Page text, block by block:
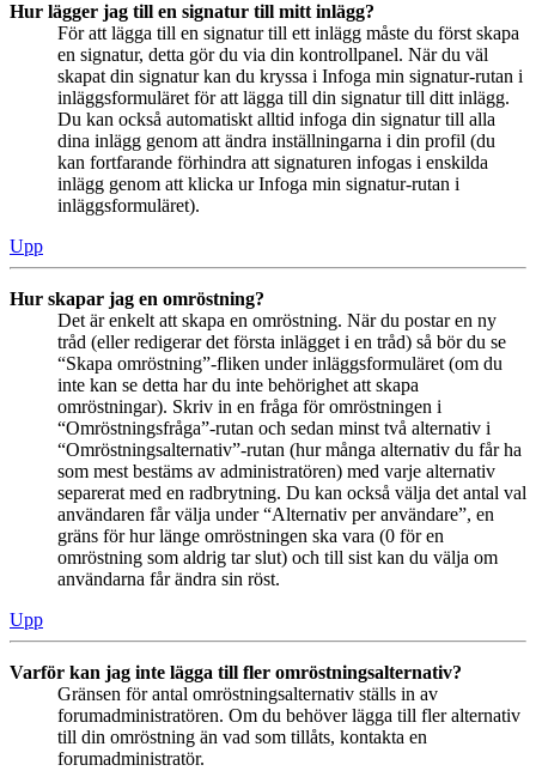
Hur lägger jag till en signatur till mitt inlägg?
För att lägga till en signatur till ett inlägg måste du först skapa
en signatur, detta gör du via din kontrollpanel. När du väl
skapat din signatur kan du kryssa i Infoga min signatur-rutan i
inläggsformuläret för att lägga till din signatur till ditt inlägg.
Du kan också automatiskt alltid infoga din signatur till alla
dina inlägg genom att ändra inställningarna i din profil (du
kan fortfarande förhindra att signaturen infogas i enskilda
inlägg genom att klicka ur Infoga min signatur-rutan i
inläggsformuläret).
Upp
Hur skapar jag en omröstning?
Det är enkelt att skapa en omröstning. När du postar en ny
tråd (eller redigerar det första inlägget i en tråd) så bör du se
“Skapa omröstning”-fliken under inläggsformuläret (om du
inte kan se detta har du inte behörighet att skapa
omröstningar). Skriv in en fråga för omröstningen i
“Omröstningsfråga”-rutan och sedan minst två alternativ i
“Omröstningsalternativ”-rutan (hur många alternativ du får ha
som mest bestäms av administratören) med varje alternativ
separerat med en radbrytning. Du kan också välja det antal val
användaren får välja under “Alternativ per användare”, en
gräns för hur länge omröstningen ska vara (0 för en
omröstning som aldrig tar slut) och till sist kan du välja om
användarna får ändra sin röst.
Upp
Varför kan jag inte lägga till fler omröstningsalternativ?
Gränsen för antal omröstningsalternativ ställs in av
forumadministratören. Om du behöver lägga till fler alternativ
till din omröstning än vad som tillåts, kontakta en
forumadministratör.